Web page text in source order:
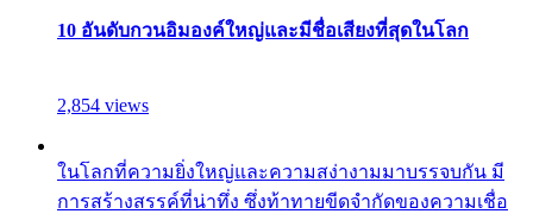
10 อันดับกวนอิมองค์ใหญ่และมีชื่อเสียงที่สุดในโลก
2,854 views
ในโลกที่ความยิ่งใหญ่และความสง่างามมาบรรจบกัน มี
การสร้างสรรค์ที่น่าทึ่ง ซึ่งท้าทายขีดจำกัดของความเชื่อ